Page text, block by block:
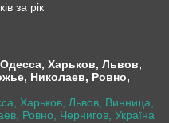
за рік
Харьков, Львов,
Николаев, Ровно,
Харьков, Львов, Винница,
Ровно, Чернигов, Україна